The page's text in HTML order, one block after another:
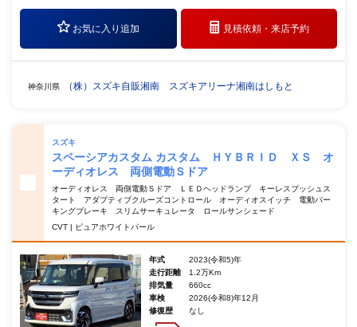
お気に入り追加 見積依頼・来店予約
神奈川県 （株）スズキ自販湘南 スズキアリーナ湘南はしもと
スズキ
スペーシアカスタム カスタム ＨＹＢＲＩＤ ＸＳ オ
ーディオレス 両側電動Ｓドア
オーディオレス 両側電動Ｓドア ＬＥＤヘッドランプ キーレスプッシュス
タート アダプティブクルーズコントロール オーディオスイッチ 電動パー
キングブレーキ スリムサーキュレータ ロールサンシェード
CVT | ピュアホワイトパール
年式
2023(令和5)年
走行距離
1.2万Km
排気量
660cc
車検
2026(令和8)年12月
修復歴
なし